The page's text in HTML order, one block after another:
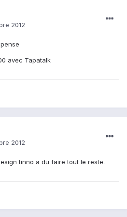
2012
avec Tapatalk
2012
tinno a du faire tout le reste.